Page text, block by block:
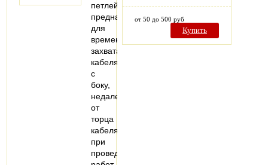
петлей
предназначен
для
временного
захвата
кабеля
с
боку,
недалеко
от
торца
кабеля,
при
проведении
от 50 до 500 руб
Купить